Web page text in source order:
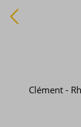
Clément -